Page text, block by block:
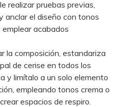
realizar pruebas previas,
anclar el diseño con tonos
acabados
composición, estandariza
de cerise en todos los
y limítalo a un solo elemento
empleando tonos crema o
espacios de respiro.